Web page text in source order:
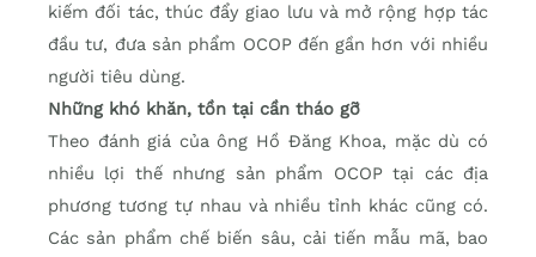
kiếm đối tác, thúc đẩy giao lưu và mở rộng hợp tác
đầu tư, đưa sản phẩm OCOP đến gần hơn với nhiều
người tiêu dùng.
Những khó khăn, tồn tại cần tháo gỡ
Theo đánh giá của ông Hồ Đăng Khoa, mặc dù có
nhiều lợi thế nhưng sản phẩm OCOP tại các địa
phương tương tự nhau và nhiều tỉnh khác cũng có.
Các sản phẩm chế biến sâu, cải tiến mẫu mã, bao